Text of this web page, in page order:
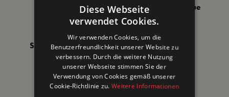
Raclette & Fondue
Salat & Dressings Käse
Geflügel Saucen
Diese Webseite
verwendet Cookies.
Wir verwenden Cookies, um die
Benutzerfreundlichkeit unserer Website zu
verbessern. Durch die weitere Nutzung
unserer Webseite stimmen Sie der
Verwendung von Cookies gemäß unserer
Cookie-Richtlinie zu.Weitere Informationen